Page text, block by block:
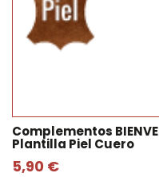
Complementos BIENVE
Plantilla Piel Cuero
5,90 €